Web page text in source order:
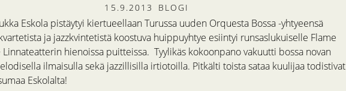
15.9.2013 BLOGI
Eskola pistäytyi kiertueellaan Turussa uuden Orquesta Bossa -yhtyeensä
ja jazzkvintetistä koostuva huippuyhtye esiintyi runsaslukuiselle Flame
Linnateatterin hienoissa puitteissa. Tyylikäs kokoonpano vakuutti bossa novan
ilmaisulla sekä jazzillisilla irtiotoilla. Pitkälti toista sataa kuulijaa todistivat
Eskolalta!